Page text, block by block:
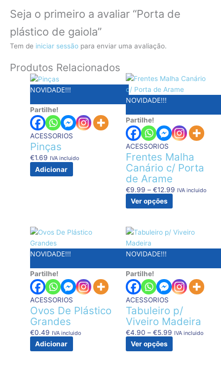
Seja o primeiro a avaliar “Porta de
plástico de gaiola”
Tem de iniciar sessão para enviar uma avaliação.
Produtos Relacionados
NOVIDADE!!!
Partilhe!
ACESSORIOS
Pinças
€1.69 IVA incluido
Adicionar
NOVIDADE!!!
Partilhe!
ACESSORIOS
Frentes Malha
Canário c/ Porta
de Arame
€9.99 – €12.99
Price
range:
IVA incluido
Ver opções
This
product
The
options
may
be
on
product
NOVIDADE!!!
Partilhe!
ACESSORIOS
Ovos De Plástico
Grandes
€0.49 IVA incluido
Adicionar
NOVIDADE!!!
Partilhe!
ACESSORIOS
Tabuleiro p/
Viveiro Madeira
€4.90 – €5.99
Price
IVA incluido
Ver opções
This
The
options
may
be
chosen
the